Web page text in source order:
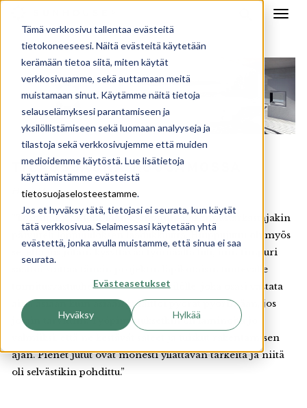
Tämä verkkosivu tallentaa evästeitä
tietokoneeseesi. Näitä evästeitä käytetään
kerämään tietoa siitä, miten käytät
verkkosivuamme, sekä auttamaan meitä
muistamaan sinut. Käytämme näitä tietoja
selauselämyksesi parantamiseen ja
yksilöllistämiseen sekä luomaan analyyseja ja
tilastoja sekä verkkosivujemme että muiden
medioidemme käytöstä. Lue lisätietoja
käyttämistämme evästeistä
tietosuojaselosteestamme.
Jos et hyväksy tätä, tietojasi ei seurata, kun käytät
tätä verkkosivua. Selaimessasi käytetään yhtä
evästettä, jonka avulla muistamme, että sinua ei saa
seurata.
Evästeasetukset
Hyväksy Hylkää
TILAUSSAUNA KUUSAMOSSA
Hans Heiman
”Toimitukset meni ihan kymppiin. Rakennustarkastajakin
päivitteli lopputuloksen laadukkuutta. Huippujuttu oli myös
se, että jos jotain kysyttävää työmaalta tuli, niin timpuri
saattoi soittaa tämän projektin läpikotaisin tuntevalle
toimitusvastuuhenkilölle. Eli henkilölle, joka osasi vastata
aina asiaan kuin asiaan ja laittoi pyörät pyörimään, jos
jotain tarvittiin. Työpiirustuksetkin oli laminoitu jo
valmiiksi, että ne kestävät sateet ja tuiskut rakentamisen
ajan. Pienet jutut ovat monesti yllättävän tärkeitä ja niitä
oli selvästikin pohdittu.”